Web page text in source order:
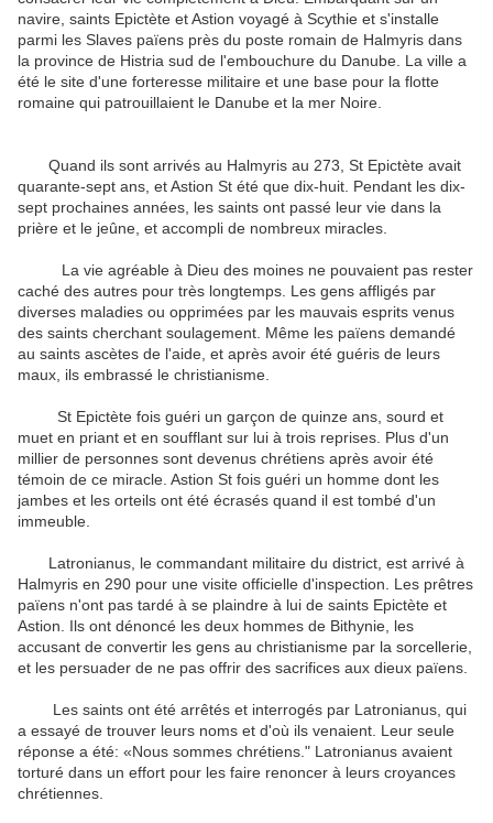
navire, saints Epictète et Astion voyagé à Scythie et s'installe
parmi les Slaves païens près du poste romain de Halmyris dans
la province de Histria sud de l'embouchure du Danube. La ville a
été le site d'une forteresse militaire et une base pour la flotte
romaine qui patrouillaient le Danube et la mer Noire.
Quand ils sont arrivés au Halmyris au 273, St Epictète avait
quarante-sept ans, et Astion St été que dix-huit. Pendant les dix-
sept prochaines années, les saints ont passé leur vie dans la
prière et le jeûne, et accompli de nombreux miracles.
La vie agréable à Dieu des moines ne pouvaient pas rester
caché des autres pour très longtemps. Les gens affligés par
diverses maladies ou opprimées par les mauvais esprits venus
des saints cherchant soulagement. Même les païens demandé
au saints ascètes de l'aide, et après avoir été guéris de leurs
maux, ils embrassé le christianisme.
St Epictète fois guéri un garçon de quinze ans, sourd et
muet en priant et en soufflant sur lui à trois reprises. Plus d'un
millier de personnes sont devenus chrétiens après avoir été
témoin de ce miracle. Astion St fois guéri un homme dont les
jambes et les orteils ont été écrasés quand il est tombé d'un
immeuble.
Latronianus, le commandant militaire du district, est arrivé à
Halmyris en 290 pour une visite officielle d'inspection. Les prêtres
païens n'ont pas tardé à se plaindre à lui de saints Epictète et
Astion. Ils ont dénoncé les deux hommes de Bithynie, les
accusant de convertir les gens au christianisme par la sorcellerie,
et les persuader de ne pas offrir des sacrifices aux dieux païens.
Les saints ont été arrêtés et interrogés par Latronianus, qui
a essayé de trouver leurs noms et d'où ils venaient. Leur seule
réponse a été: «Nous sommes chrétiens." Latronianus avaient
torturé dans un effort pour les faire renoncer à leurs croyances
chrétiennes.